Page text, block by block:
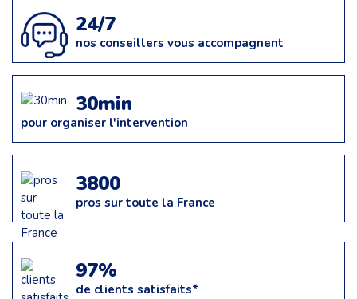
24/7
nos conseillers vous accompagnent
30min
pour organiser l'intervention
3800
pros sur toute la France
97%
de clients satisfaits*